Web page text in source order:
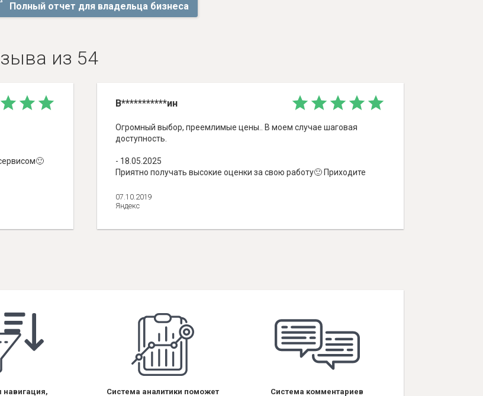
Полный отчет для владельца бизнеса
из 54
В***********ин
Огромный выбор, преемлимые цены.. В моем случае шаговая
доступность.
- 18.05.2025
Приятно получать высокие оценки за свою работу🙂 Приходите
07.10.2019
Яндекс
навигация, Система аналитики поможет Система комментариев